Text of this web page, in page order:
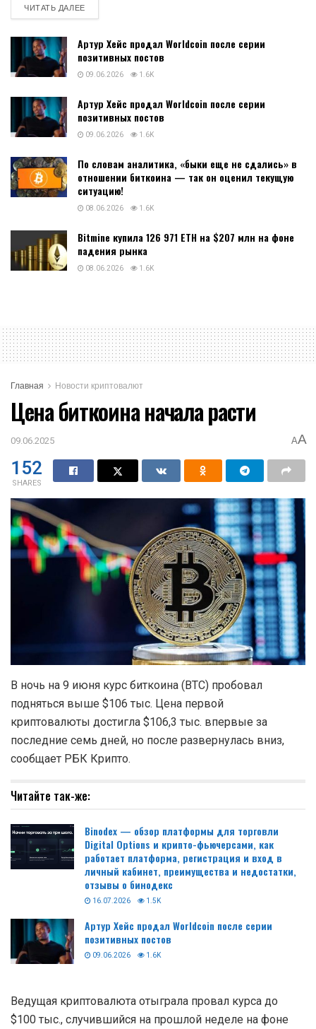
ЧИТАТЬ ДАЛЕЕDETAILS
Артур Хейс продал Worldcoin после серии
позитивных постов
09.06.2026 1.6K
Артур Хейс продал Worldcoin после серии
позитивных постов
09.06.2026 1.6K
По словам аналитика, «быки еще не сдались» в
отношении биткоина — так он оценил текущую
ситуацию!
08.06.2026 1.6K
Bitmine купила 126 971 ETH на $207 млн на фоне
падения рынка
08.06.2026 1.6K
Главная Новости криптовалют
Цена биткоина начала расти
09.06.2025 AA
152
SHARES
В ночь на 9 июня курс биткоина (BTC) пробовал
подняться выше $106 тыс. Цена первой
криптовалюты достигла $106,3 тыс. впервые за
последние семь дней, но после развернулась вниз,
сообщает РБК Крипто.
Читайте так-же:
Binodex — обзор платформы для торговли
Digital Options и крипто-фьючерсами, как
работает платформа, регистрация и вход в
личный кабинет, преимущества и недостатки,
отзывы о бинодекс
16.07.2026 1.5K
Артур Хейс продал Worldcoin после серии
позитивных постов
09.06.2026 1.6K
Ведущая криптовалюта отыграла провал курса до
$100 тыс., случившийся на прошлой неделе на фоне